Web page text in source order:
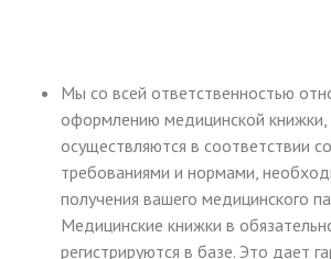
Мы со всей ответственностью
оформлению медицинской
осуществляются в соответствии
требованиями и нормами,
получения вашего медицинского
Медицинские книжки в
регистрируются в базе. Это дает